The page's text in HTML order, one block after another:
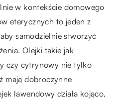
w kontekście domowego
eterycznych to jeden z
samodzielnie stworzyć
Olejki takie jak
czy cytrynowy nie tylko
mają dobroczynne
lawendowy działa kojąco,